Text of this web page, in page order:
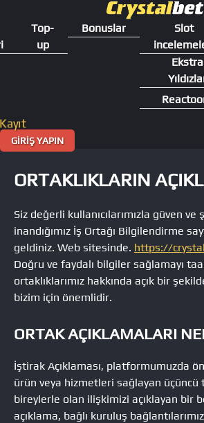
Top-
up
Bonuslar
Slot
Ekstra
Kayıt
GİRİŞ YAPIN
ORTAKLIKLARIN
Siz değerli kullanıcılarımızla güven ve
inandığımız İş Ortağı Bilgilendirme
geldiniz. Web sitesinde. https://
Doğru ve faydalı bilgiler sağlamayı
ortaklıklarımız hakkında açık bir
bizim için önemlidir.
ORTAK AÇIKLAMALARI
İştirak Açıklaması, platformumuzda
ürün veya hizmetleri sağlayan
bireylerle olan ilişkimizi açıklayan bir
açıklama, bağlı kuruluş